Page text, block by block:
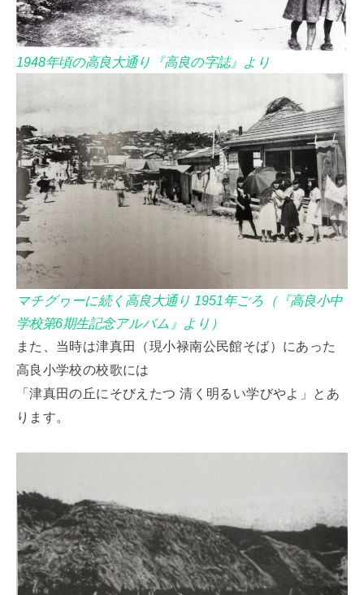
1948年頃の高良大通り『高良の字誌』より
マチグヮーに続く高良大通り 1951年ごろ（『高良小中
学校第6期生記念アルバム』より）
また、当時は津真田（現小禄南公民館そば）にあった
高良小学校の校歌には
「津真田の丘にそびえたつ 清く明るい学びやよ」とあ
ります。